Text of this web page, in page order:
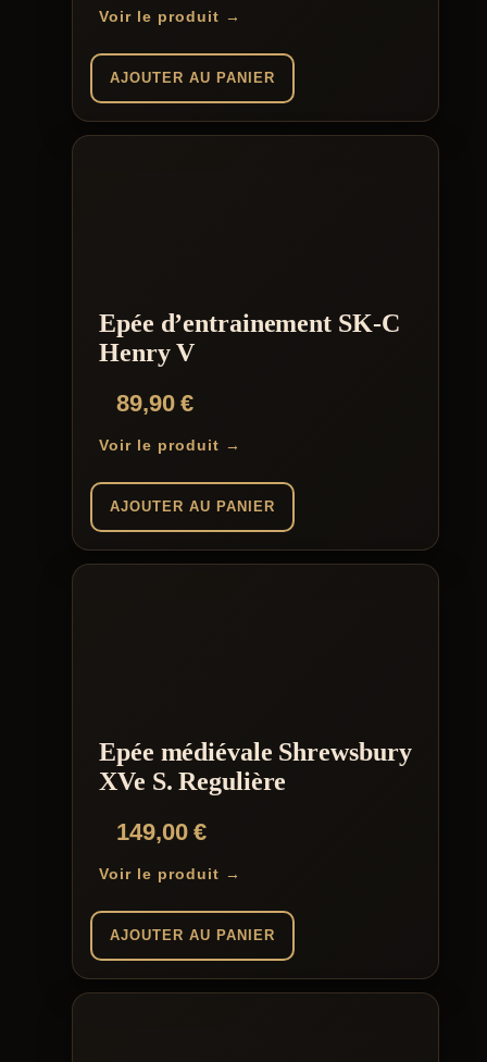
Voir le produit →
AJOUTER AU PANIER
Epée d’entrainement SK-C
Henry V
89,90€
Voir le produit →
AJOUTER AU PANIER
Epée médiévale Shrewsbury
XVe S. Regulière
149,00€
Voir le produit →
AJOUTER AU PANIER